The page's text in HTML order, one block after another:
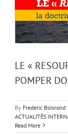
LE «
POMPER
By Frederic Boisrond
ACTUALITÉS
Read More